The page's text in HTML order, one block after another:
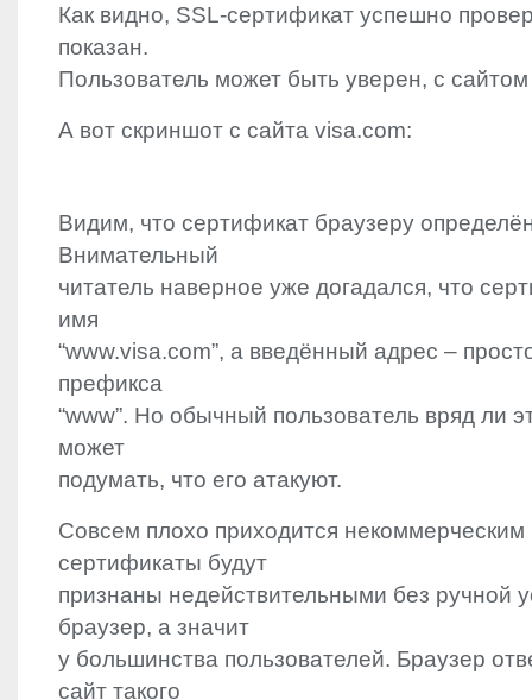
Как видно, SSL-сертификат успешно
показан.
Пользователь может быть уверен, с сайтом
А вот скриншот с сайта visa.com:
Видим, что сертификат браузеру
Внимательный
читатель наверное уже догадался, что
имя
“www.visa.com”, а введённый адрес –
префикса
“www”. Но обычный пользователь вряд ли
может
подумать, что его атакуют.
Совсем плохо приходится
сертификаты будут
признаны недействительными без ручной
браузер, а значит
у большинства пользователей. Браузер
сайт такого